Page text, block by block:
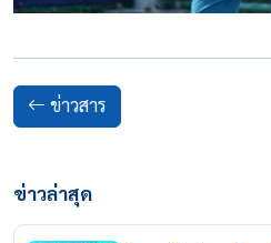
ข่าวสาร
ข่าวล่าสุด